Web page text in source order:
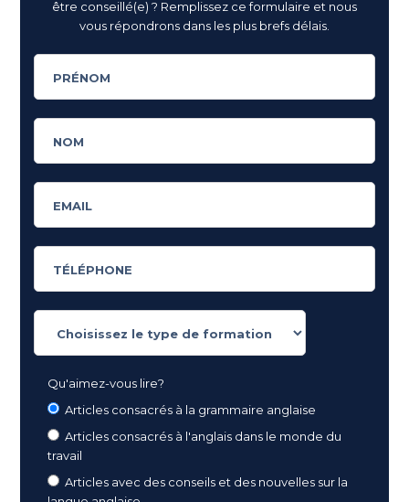
être conseillé(e) ? Remplissez ce formulaire et nous
vous répondrons dans les plus brefs délais.
Qu'aimez-vous lire?
Articles consacrés à la grammaire anglaise
Articles consacrés à l'anglais dans le monde du
travail
Articles avec des conseils et des nouvelles sur la